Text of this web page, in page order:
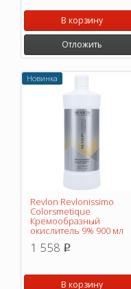
В корзину
Отложить
Новинка
Revlon Revlonissimo
Colorsmetique
Кремообразный
окислитель 9% 900 мл
1 558 p
В корзину